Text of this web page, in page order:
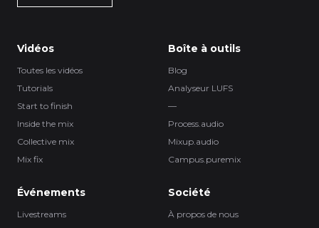
Vidéos
Toutes les vidéos
Tutorials
Start to finish
Inside the mix
Collective mix
Mix fix
Boîte à outils
Blog
Analyseur LUFS
—
Process.audio
Mixup.audio
Campus.puremix
Événements
Livestreams
Société
À propos de nous